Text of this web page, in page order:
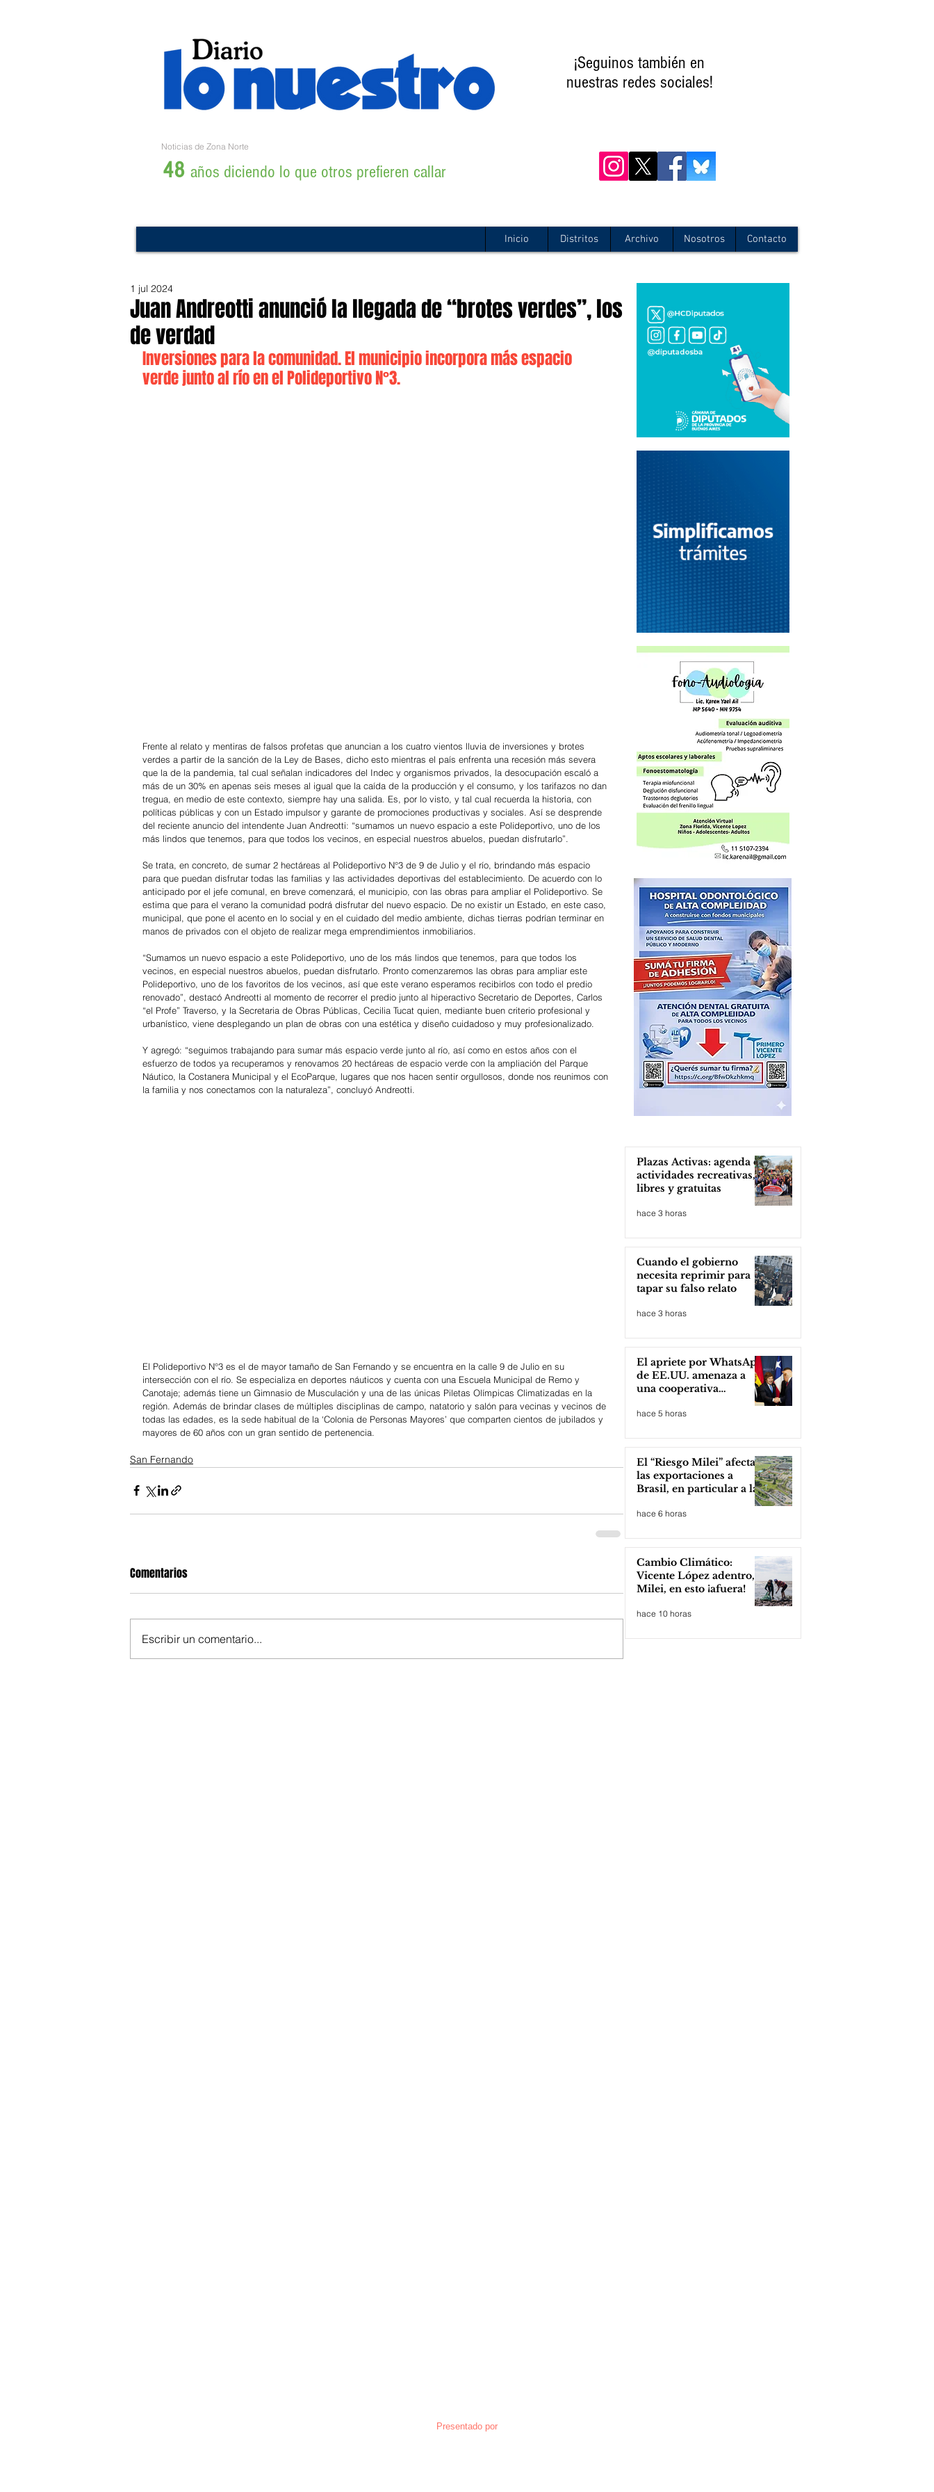
¡Seguinos también en
nuestras redes sociales!
Noticias de Zona Norte
48 años diciendo lo que otros prefieren callar
Inicio Distritos Archivo Nosotros Contacto
Juan Andreotti anunció la llegada de “brotes verdes”, los
de verdad
1 jul 2024
Inversiones para la comunidad. El municipio incorpora más espacio
verde junto al río en el Polideportivo N°3.
Frente al relato y mentiras de falsos profetas que anuncian a los cuatro vientos lluvia de inversiones y brotes
verdes a partir de la sanción de la Ley de Bases, dicho esto mientras el país enfrenta una recesión más severa
que la de la pandemia, tal cual señalan indicadores del Indec y organismos privados, la desocupación escaló a
más de un 30% en apenas seis meses al igual que la caída de la producción y el consumo, y los tarifazos no dan
tregua, en medio de este contexto, siempre hay una salida. Es, por lo visto, y tal cual recuerda la historia, con
políticas públicas y con un Estado impulsor y garante de promociones productivas y sociales. Así se desprende
del reciente anuncio del intendente Juan Andreotti: “sumamos un nuevo espacio a este Polideportivo, uno de los
más lindos que tenemos, para que todos los vecinos, en especial nuestros abuelos, puedan disfrutarlo”.
Se trata, en concreto, de sumar 2 hectáreas al Polideportivo N°3 de 9 de Julio y el río, brindando más espacio
para que puedan disfrutar todas las familias y las actividades deportivas del establecimiento. De acuerdo con lo
anticipado por el jefe comunal, en breve comenzará, el municipio, con las obras para ampliar el Polideportivo. Se
estima que para el verano la comunidad podrá disfrutar del nuevo espacio. De no existir un Estado, en este caso,
municipal, que pone el acento en lo social y en el cuidado del medio ambiente, dichas tierras podrían terminar en
manos de privados con el objeto de realizar mega emprendimientos inmobiliarios.
“Sumamos un nuevo espacio a este Polideportivo, uno de los más lindos que tenemos, para que todos los
vecinos, en especial nuestros abuelos, puedan disfrutarlo. Pronto comenzaremos las obras para ampliar este
Polideportivo, uno de los favoritos de los vecinos, así que este verano esperamos recibirlos con todo el predio
renovado”, destacó Andreotti al momento de recorrer el predio junto al hiperactivo Secretario de Deportes, Carlos
“el Profe” Traverso, y la Secretaria de Obras Públicas, Cecilia Tucat quien, mediante buen criterio profesional y
urbanístico, viene desplegando un plan de obras con una estética y diseño cuidadoso y muy profesionalizado.
Y agregó: “seguimos trabajando para sumar más espacio verde junto al río, así como en estos años con el
esfuerzo de todos ya recuperamos y renovamos 20 hectáreas de espacio verde con la ampliación del Parque
Náutico, la Costanera Municipal y el EcoParque, lugares que nos hacen sentir orgullosos, donde nos reunimos con
la familia y nos conectamos con la naturaleza”, concluyó Andreotti.
El Polideportivo N°3 es el de mayor tamaño de San Fernando y se encuentra en la calle 9 de Julio en su
intersección con el río. Se especializa en deportes náuticos y cuenta con una Escuela Municipal de Remo y
Canotaje; además tiene un Gimnasio de Musculación y una de las únicas Piletas Olímpicas Climatizadas en la
región. Además de brindar clases de múltiples disciplinas de campo, natatorio y salón para vecinas y vecinos de
todas las edades, es la sede habitual de la ‘Colonia de Personas Mayores’ que comparten cientos de jubilados y
mayores de 60 años con un gran sentido de pertenencia.
San Fernando
Comentarios
Escribir un comentario...
Plazas Activas: agenda de
actividades recreativas,
libres y gratuitas
hace 3 horas
Cuando el gobierno
necesita reprimir para
tapar su falso relato
hace 3 horas
El apriete por WhatsApp
de EE.UU. amenaza a
una cooperativa
argentina para boicotear
a Huawei
hace 5 horas
El “Riesgo Milei” afecta
las exportaciones a
Brasil, en particular a la
industria automotriz de
la provincia
hace 6 horas
Cambio Climático:
Vicente López adentro,
Milei, en esto ¡afuera!
hace 10 horas
Presentado por